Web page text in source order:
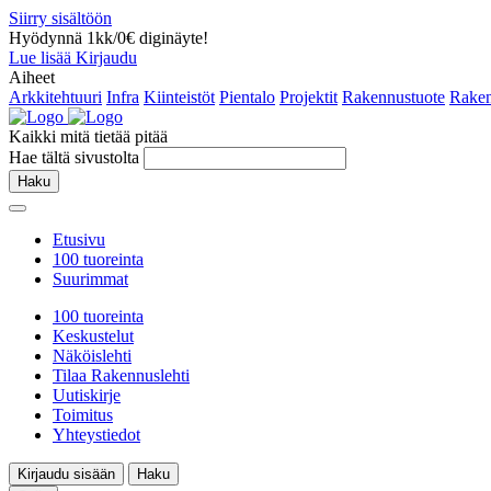
Siirry sisältöön
Hyödynnä 1kk/0€ diginäyte!
Lue lisää Kirjaudu
Aiheet
Arkkitehtuuri Infra Kiinteistöt Pientalo Projektit Rakennustuote
Kaikki mitä tietää pitää
Hae tältä sivustolta
Haku
Etusivu
100 tuoreinta
Suurimmat
100 tuoreinta
Keskustelut
Näköislehti
Tilaa Rakennuslehti
Uutiskirje
Toimitus
Yhteystiedot
Kirjaudu sisään
Haku